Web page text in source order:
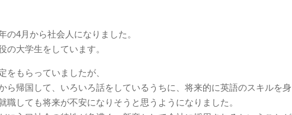
の4月から社会人になりました。
の大学生をしています。
をもらっていましたが、
ら帰国して、いろいろ話をしているうちに、将来的に英語のスキルを身
職しても将来が不安になりそうと思うようになりました。